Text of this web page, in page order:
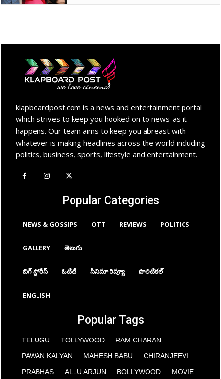
klapboardpost.com is a news and entertainment portal
which strives to keep you hooked on to news-as it
happens. Our team aims to keep you abreast with
whatever is making headlines across the world including
politics, business, sports, lifestyle and entertainment.
Popular Categories
NEWS & GOSSIPS OTT REVIEWS POLITICS
GALLERY తెలుగు
బిగ్ స్టోరీస్ ఓటిటి సినిమా రివ్యూ పొలిటికల్
ENGLISH
Popular Tags
TELUGU TOLLYWOOD
RAM CHARAN
PAWAN KALYAN
MAHESH BABU
CHIRANJEEVI
PRABHAS
ALLU ARJUN BOLLYWOOD MOVIE